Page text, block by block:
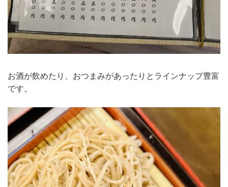
お酒が飲めたり、おつまみがあったりとラインナップ豊富
です。